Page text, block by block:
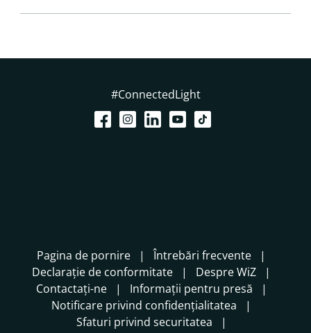
#ConnectedLight
Pagina de pornire
Întrebări frecvente
Declarație de conformitate
Despre WiZ
Contactați-ne
Informații pentru presă
Notificare privind confidențialitatea
Sfaturi privind securitatea